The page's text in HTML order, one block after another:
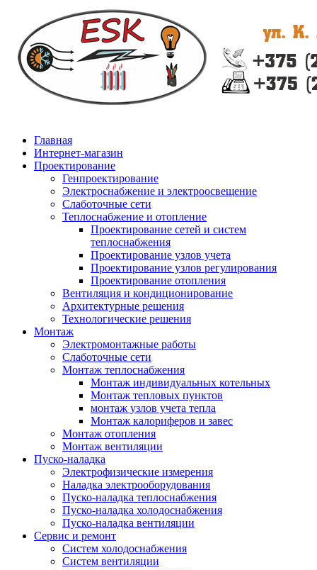
Главная
Интернет-магазин
Проектирование
Генпроектирование
Электроснабжение и электроосвещение
Слаботочные сети
Теплоснабжение и отопление
Проектирование сетей и систем
теплоснабжения
Проектирование узлов учета
Проектирование узлов регулирования
Проектирование отопления
Вентиляция и кондиционирование
Архитектурные решения
Технологические решения
Монтаж
Электромонтажные работы
Слаботочные сети
Монтаж теплоснабжения
Монтаж индивидуальных котельных
Монтаж тепловых пунктов
монтаж узлов учета тепла
Монтаж калориферов и завес
Монтаж отопления
Монтаж вентиляции
Пуско-наладка
Электрофизические измерения
Наладка электрооборудования
Пуско-наладка теплоснабжения
Пуско-наладка холодоснабжения
Пуско-наладка вентиляции
Сервис и ремонт
Систем холодоснабжения
Систем вентиляции